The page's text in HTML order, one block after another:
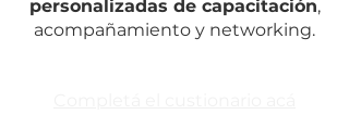
personalizadas de capacitación,
acompañamiento y networking.